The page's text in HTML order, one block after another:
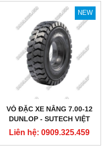
NEW
VỎ ĐẶC XE NÂNG 7.00-12
DUNLOP - SUTECH VIỆT
NAM
Liên hệ: 0909.325.459